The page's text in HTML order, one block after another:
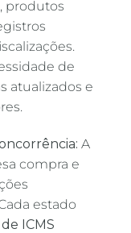
produtos
de
atualizados e
A
compra e
estado
ICMS